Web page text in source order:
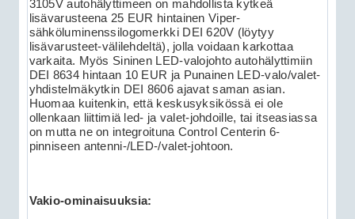
3105V autohälyttimeen on mahdollista kytkeä
lisävarusteena 25 EUR hintainen Viper-
sähköluminenssilogomerkki DEI 620V (löytyy
lisävarusteet-välilehdeltä), jolla voidaan karkottaa
varkaita. Myös Sininen LED-valojohto autohälyttimiin
DEI 8634 hintaan 10 EUR ja Punainen LED-valo/valet-
yhdistelmäkytkin DEI 8606 ajavat saman asian.
Huomaa kuitenkin, että keskusyksikössä ei ole
ollenkaan liittimiä led- ja valet-johdoille, tai itseasiassa
on mutta ne on integroituna Control Centerin 6-
pinniseen antenni-/LED-/valet-johtoon.
Vakio-ominaisuuksia: